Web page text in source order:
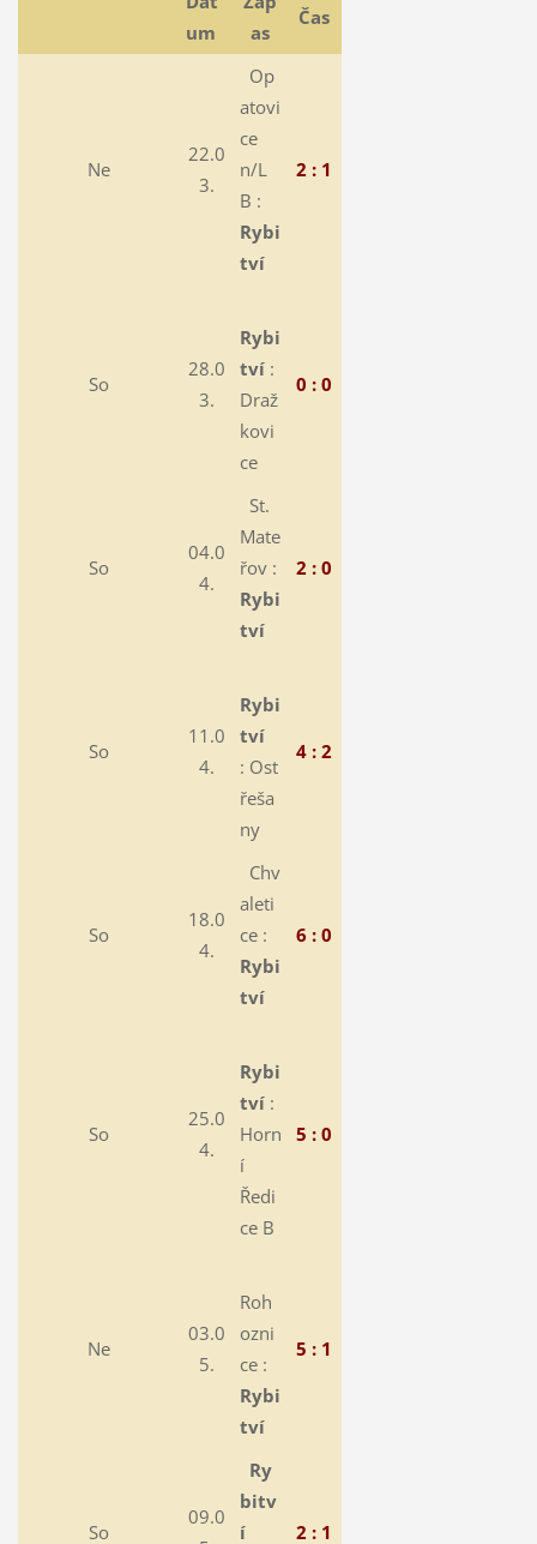
um
as
Čas
Ne
22.0
3.
Op
atovi
ce
n/L
B :
Rybi
tví
2 : 1
So
28.0
3.
Rybi
tví:
Draž
kovi
ce
0 : 0
So
04.0
4.
St.
Mate
řov :
Rybi
tví
2 : 0
So
11.0
4.
Rybi
tví
: Ost
řeša
ny
4 : 2
So
18.0
4.
Chv
aleti
ce :
Rybi
tví
6 : 0
So
25.0
4.
Rybi
tví :
Horn
í
Ředi
ce B
5 : 0
Ne
03.0
5.
Roh
ozni
ce :
Rybi
tví
5 : 1
So
09.0
Ry
bitv
í
2 : 1